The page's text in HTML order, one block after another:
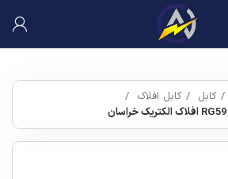
کابل
کابل افلاک